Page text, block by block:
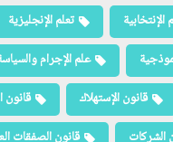
الإنتخابية تعلم الإنجليزية
علم الإجرام
قانون الإستهلاك قانون
الشركات قانون الصفقات